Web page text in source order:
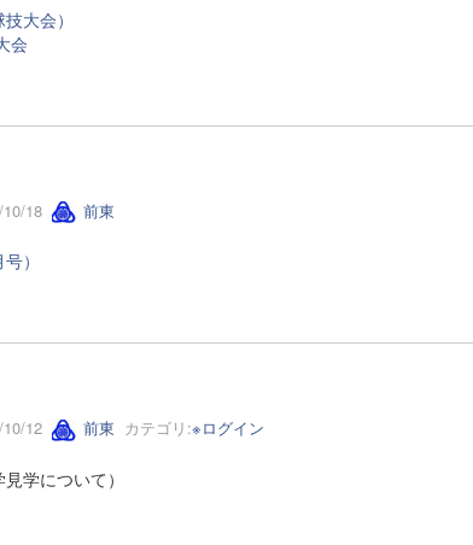
大会）
会
18 前東
）
12 前東 カテゴリ:※ログイン
学について）